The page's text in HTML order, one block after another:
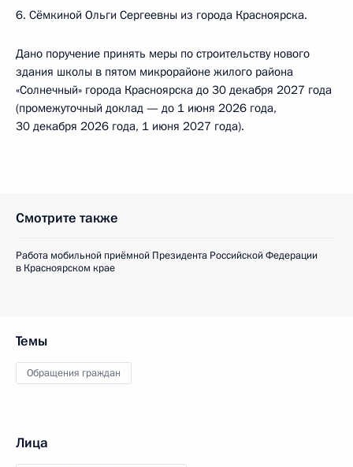
6. Сёмкиной Ольги Сергеевны из города Красноярска.
Дано поручение принять меры по строительству нового
здания школы в пятом микрорайоне жилого района
«Солнечный» города Красноярска до 30 декабря 2027 года
(промежуточный доклад — до 1 июня 2026 года,
30 декабря 2026 года, 1 июня 2027 года).
Смотрите также
Работа мобильной приёмной Президента Российской Федерации
в Красноярском крае
Темы
Обращения граждан
Лица